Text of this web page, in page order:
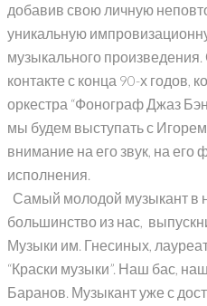
добавив свою личную
уникальную
музыкального
контакте с конца 90-х годов,
оркестра “Фонограф Джаз
мы будем выступать с
внимание на его звук, на его
исполнения.
Самый молодой музыкант в
большинство из нас,
Музыки им. Гнесиных,
“Краски музыки”. Наш бас,
Баранов. Музыкант уже с